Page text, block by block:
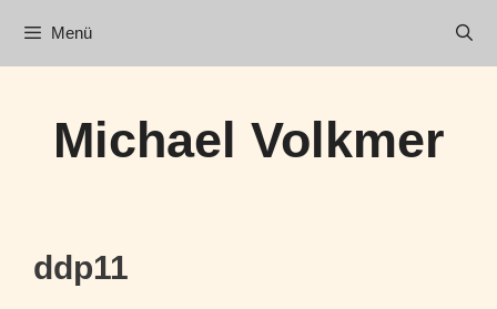
Inhalt
springen
Menü
Michael Volkmer
ddp11